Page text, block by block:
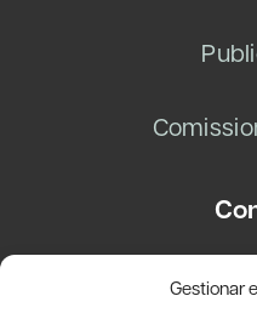
Gestionar
08003